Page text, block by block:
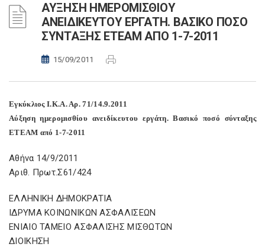
ΑΥΞΗΣΗ ΗΜΕΡΟΜΙΣΘΙΟΥ
ΑΝΕΙΔΙΚΕΥΤΟΥ ΕΡΓΑΤΗ. ΒΑΣΙΚΟ ΠΟΣΟ
ΣΥΝΤΑΞΗΣ ΕΤΕΑΜ ΑΠΟ 1-7-2011
15/09/2011
Εγκύκλιος Ι.Κ.Α. Αρ. 71/14.9.2011
Αύξηση ημερομισθίου ανειδίκευτου εργάτη. Βασικό ποσό σύνταξης
ΕΤΕΑΜ από 1-7-2011
Aθήνα 14/9/2011
Αριθ. Πρωτ.Σ61/424
ΕΛΛΗΝΙΚΗ ΔΗΜΟΚΡΑΤΙΑ
ΙΔΡΥΜΑ ΚΟΙΝΩΝΙΚΩΝ ΑΣΦΑΛΙΣΕΩΝ
ΕΝΙΑΙΟ ΤΑΜΕΙΟ ΑΣΦΑΛΙΣΗΣ ΜΙΣΘΩΤΩΝ
ΔΙΟΙΚΗΣΗ